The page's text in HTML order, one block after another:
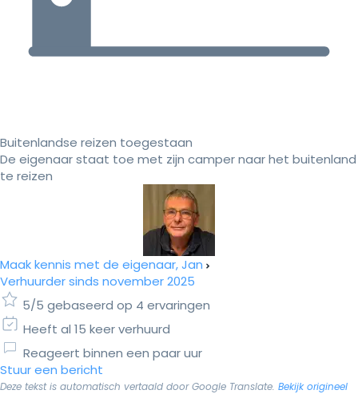
Buitenlandse reizen toegestaan
De eigenaar staat toe met zijn camper naar het buitenland
te reizen
Maak kennis met de eigenaar, Jan
Verhuurder sinds november 2025
5/5 gebaseerd op 4 ervaringen
Heeft al 15 keer verhuurd
Reageert binnen een paar uur
Stuur een bericht
Deze tekst is automatisch vertaald door Google Translate. Bekijk origineel